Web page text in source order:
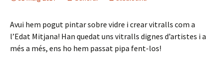
Avui hem pogut pintar sobre vidre i crear vitralls com a
l’Edat Mitjana! Han quedat uns vitralls dignes d’artistes i a
més a més, ens ho hem passat pipa fent-los!